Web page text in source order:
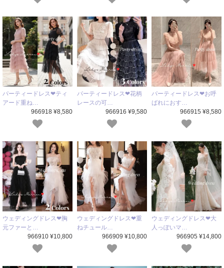
パーティードレス❤ティ
アード重ね…
966918 ¥8,580
パーティードレス❤花柄
レースの可…
966916 ¥9,580
パーティードレス❤お呼
ばれにおす…
966915 ¥8,580
ウェディングドレス❤胸
元ファーと…
966910 ¥10,800
ウェディングドレス❤重
ねチュール…
966909 ¥10,800
ウェディングドレス❤大
人っぽいマ…
966905 ¥14,800